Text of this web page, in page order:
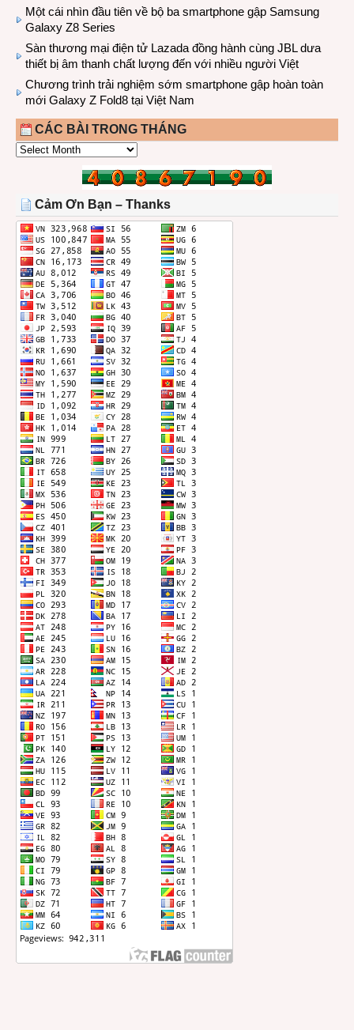
Một cái nhìn đầu tiên về bộ ba smartphone gập Samsung
Galaxy Z8 Series
Sàn thương mại điện tử Lazada đồng hành cùng JBL dưa
thiết bị âm thanh chất lượng đến với nhiều người Việt
Chương trình trải nghiệm sớm smartphone gập hoàn toàn
mới Galaxy Z Fold8 tại Việt Nam
CÁC BÀI TRONG THÁNG
CÁC
THÁNG
Cảm Ơn Bạn – Thanks